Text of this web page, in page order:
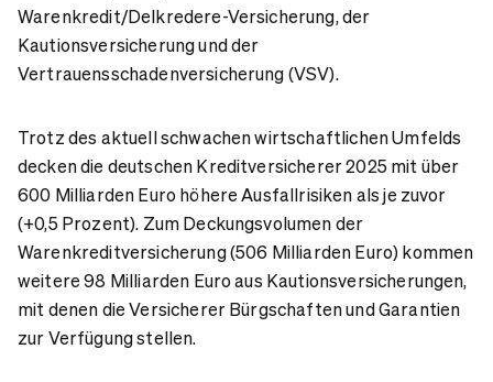
Warenkredit/Delkredere-Versicherung, der
Kautionsversicherung und der
Vertrauensschadenversicherung (VSV).
Trotz des aktuell schwachen wirtschaftlichen Umfelds
decken die deutschen Kreditversicherer 2025 mit über
600 Milliarden Euro höhere Ausfallrisiken als je zuvor
(+0,5 Prozent). Zum Deckungsvolumen der
Warenkreditversicherung (506 Milliarden Euro) kommen
weitere 98 Milliarden Euro aus Kautionsversicherungen,
mit denen die Versicherer Bürgschaften und Garantien
zur Verfügung stellen.